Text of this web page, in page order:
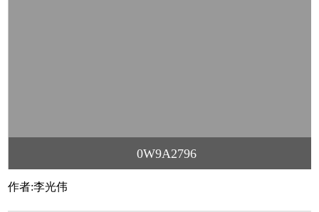
0W9A2796
作者:李光伟